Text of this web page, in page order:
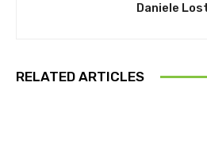
Daniele
RELATED ARTICLES